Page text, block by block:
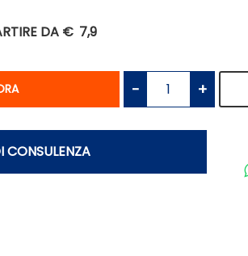
DA € 7,9
CONSULENZA